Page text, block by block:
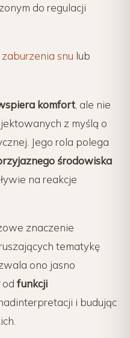
do regulacji
zaburzenia snu lub
komfort , ale nie
z myślą o
Jego rola polega
środowiska
na reakcje
znaczenie
tematykę
ono jasno
od funkcji
i budując